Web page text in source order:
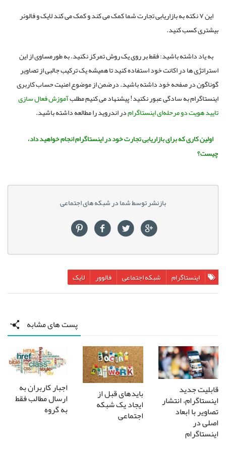
این ۷ نکته به بازاریابی تجارت شما کمک می کند و کمک می کند لایک و فالوئر
بیشتری کسب کنید.
به یاد داشته باشید: فقط بر روی یک روش تمرکز نکنید. به طورمساوی از این
استراتژی ها در اکانت خود استفاده کنید تا همیشه یک ترکیب جالبی از تصاویر
گوناگون در صفحه خود داشته باشید. درضمن از موضوع امنیت حساب کاربری
اینستاگرام به سادگی عبور نکنید! پیشنهاد می کنیم مطلبآموزش فعال سازی
تایید هویت دو مرحله‌ای اینستاگرامدر اندروید را مطالعه داشته باشید.
اولین کاری که برای بازاریابی تجارت خود در اینستاگرام انجام خواهید داد،
چیست؟
بازنشر توسط شما در شبکه های اجتماعی
اینستاگرام شبکه اجتماعی فالوور لایک
پست های مشابه
قابلیت جدید
اینستاگرام، انتشار
تصاویر با ابعاد
اصلی در
اینستاگرام
بایدهای قبل از
ایجاد یک شبکه
اجتماعی
اجبار کاربران به
ارسال مطالب فقط
به گروه